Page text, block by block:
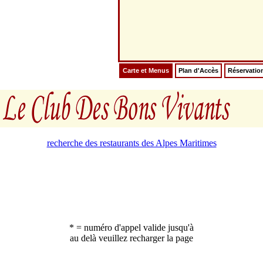
Carte et Menus Plan d'Accès
recherche des restaurants des Alpes Maritimes
* = numéro d'appel valide jusqu'à
au delà veuillez recharger la page